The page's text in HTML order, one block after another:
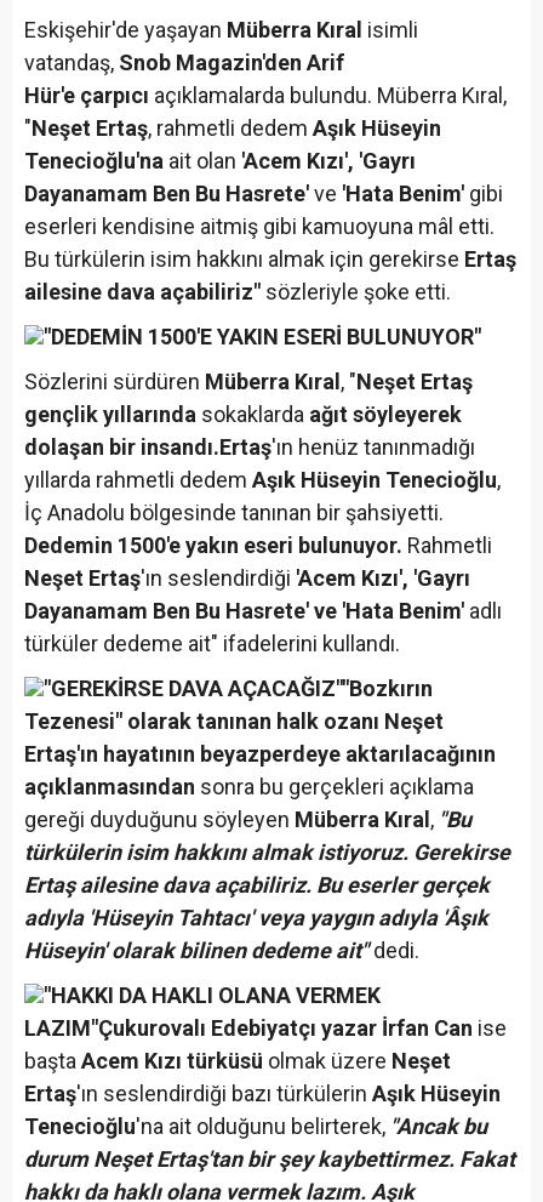
Eskişehir'de yaşayan Müberra Kıral isimli
vatandaş, Snob Magazin'den Arif
Hür'e çarpıcı açıklamalarda bulundu. Müberra Kıral,
"Neşet Ertaş, rahmetli dedem Aşık Hüseyin
Tenecioğlu'na ait olan 'Acem Kızı', 'Gayrı
Dayanamam Ben Bu Hasrete've 'Hata Benim' gibi
eserleri kendisine aitmiş gibi kamuoyuna mâl etti.
Bu türkülerin isim hakkını almak için gerekirse Ertaş
ailesine dava açabiliriz" sözleriyle şoke etti.
"DEDEMİN 1500'E YAKIN ESERİ BULUNUYOR"
Sözlerini sürdüren Müberra Kıral , "Neşet Ertaş
gençlik yıllarında sokaklarda ağıt söyleyerek
dolaşan bir insandı.Ertaş'ın henüz tanınmadığı
yıllarda rahmetli dedem Aşık Hüseyin Tenecioğlu,
İç Anadolu bölgesinde tanınan bir şahsiyetti.
Dedemin 1500'e yakın eseri bulunuyor. Rahmetli
Neşet Ertaş'ın seslendirdiği 'Acem Kızı', 'Gayrı
Dayanamam Ben Bu Hasrete' ve 'Hata Benim' adlı
türküler dedeme ait" ifadelerini kullandı.
"GEREKİRSE DAVA AÇACAĞIZ""Bozkırın
Tezenesi" olarak tanınan halk ozanı Neşet
Ertaş'ın hayatının beyazperdeye aktarılacağının
açıklanmasından sonra bu gerçekleri açıklama
gereği duyduğunu söyleyen Müberra Kıral , "Bu
türkülerin isim hakkını almak istiyoruz. Gerekirse
Ertaş ailesine dava açabiliriz. Bu eserler gerçek
adıyla 'Hüseyin Tahtacı' veya yaygın adıyla 'Âşık
Hüseyin' olarak bilinen dedeme ait"dedi.
"HAKKI DA HAKLI OLANA VERMEK
LAZIM"Çukurovalı Edebiyatçı yazar İrfan Can ise
baştaAcem Kızı türküsü olmak üzere Neşet
Ertaş'ın seslendirdiği bazı türkülerin Aşık Hüseyin
Tenecioğlu'na ait olduğunu belirterek, "Ancak bu
durum Neşet Ertaş'tan bir şey kaybettirmez. Fakat
hakkı da haklı olana vermek lazım. Aşık